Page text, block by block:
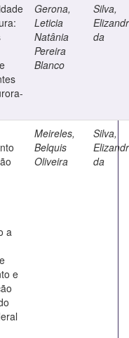
Gerona,
Leticia
Natânia
Pereira
Blanco
Silva,
da
a
e
Meireles,
Belquis
Oliveira
Silva,
da